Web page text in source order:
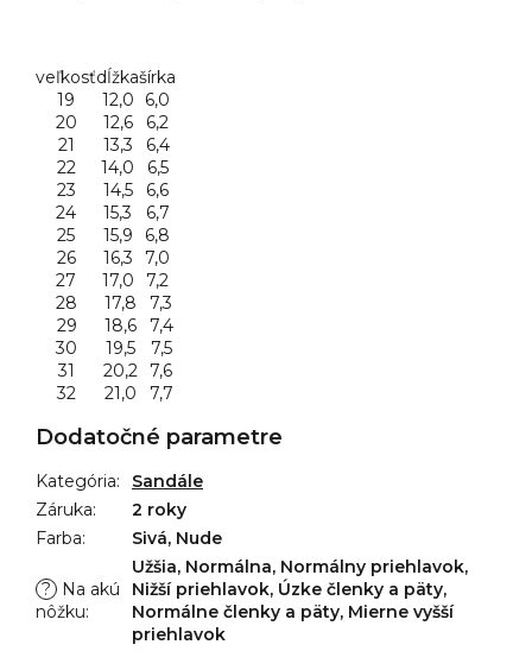
veľkosťdĺžkašírka
19
12,0
6,0
20
12,6
6,2
21
13,3
6,4
22
14,0
6,5
23
14,5
6,6
24
15,3
6,7
25
15,9
6,8
26
16,3
7,0
27
17,0
7,2
28
17,8
7,3
29
18,6
7,4
30
19,5
7,5
31
20,2
7,6
32
21,0 7,7
Dodatočné parametre
Kategória:
Sandále
Záruka:
2 roky
Farba: Sivá, Nude
?
Na akú
nôžku:
Užšia, Normálna, Normálny priehlavok,
Nižší priehlavok, Úzke členky a päty,
Normálne členky a päty, Mierne vyšší
priehlavok